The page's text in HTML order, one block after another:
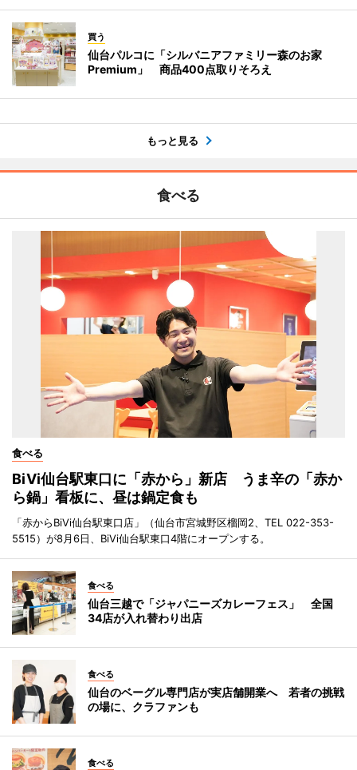
買う
仙台パルコに「シルバニアファミリー森のお家
Premium」 商品400点取りそろえ
もっと見る
食べる
食べる
BiVi仙台駅東口に「赤から」新店 うま辛の「赤か
ら鍋」看板に、昼は鍋定食も
「赤からBiVi仙台駅東口店」（仙台市宮城野区榴岡2、TEL 022-353-
5515）が8月6日、BiVi仙台駅東口4階にオープンする。
食べる
仙台三越で「ジャパニーズカレーフェス」 全国
34店が入れ替わり出店
食べる
仙台のベーグル専門店が実店舗開業へ 若者の挑戦
の場に、クラファンも
食べる